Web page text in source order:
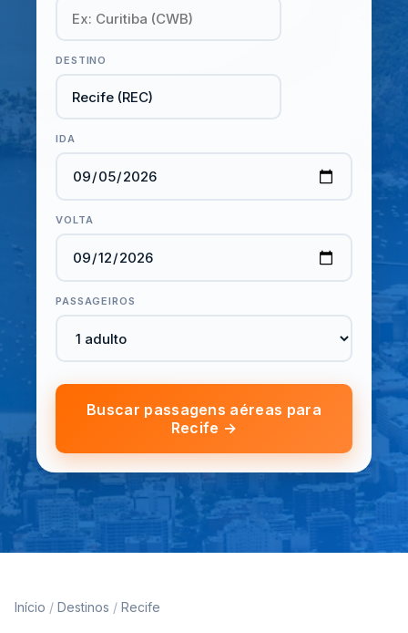
DESTINO
IDA
VOLTA
PASSAGEIROS
Buscar passagens aéreas para
Recife →
Início / Destinos / Recife